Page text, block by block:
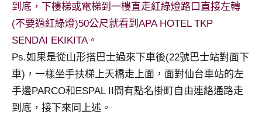
表
會
及
活
動
持、
學
到底，下樓梯或電梯到一樓直走紅綠燈路口直接左轉
(不要過紅綠燈)50公尺就看到APA HOTEL TKP
SENDAI EKIKITA。
Ps.如果是從山形搭巴士過來下車後(22號巴士站對面下
車)，一樣坐手扶梯上天橋走上面，面對仙台車站的左
手邊PARCO和ESPAL II間有點名掛町自由連絡通路走
到底，接下來同上述。